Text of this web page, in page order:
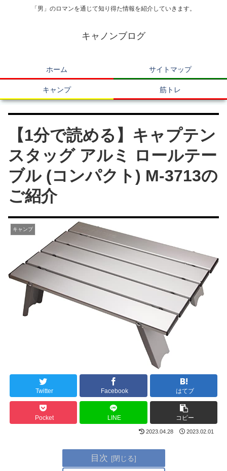
「男」のロマンを通じて知り得た情報を紹介していきます。
キャノンブログ
ホーム サイトマップ
キャンプ 筋トレ
【1分で読める】キャプテン
スタッグ アルミ ロールテー
ブル (コンパクト) M-3713の
ご紹介
キャンプ
Twitter Facebook はてブ
Pocket LINE コピー
2023.04.28 2023.02.01
目次